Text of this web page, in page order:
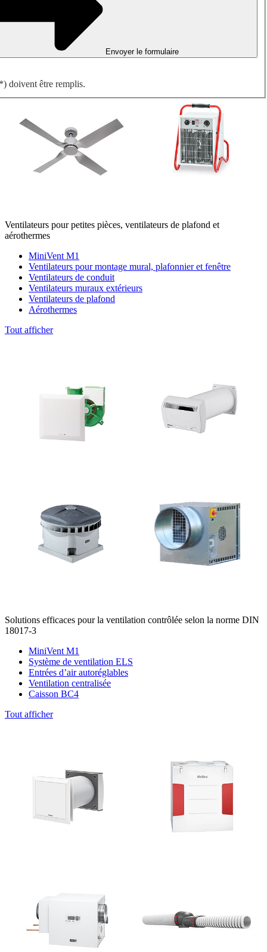
Ventilateurs pour petites pièces, ventilateurs de plafond et
aérothermes
MiniVent M1
Ventilateurs pour montage mural, plafonnier et fenêtre
Ventilateurs de conduit
Ventilateurs muraux extérieurs
Ventilateurs de plafond
Aérothermes
Tout afficher
Solutions efficaces pour la ventilation contrôlée selon la norme DIN
18017-3
MiniVent M1
Système de ventilation ELS
Entrées d’air autoréglables
Ventilation centralisée
Caisson BC4
Tout afficher
Envoyer le formulaire
doivent être remplis.